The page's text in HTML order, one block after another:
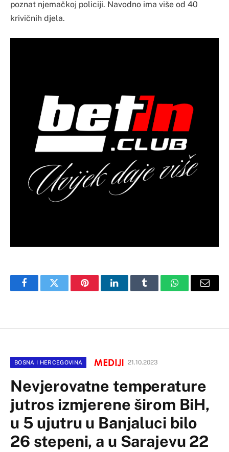
poznat njemačkoj policiji. Navodno ima više od 40
krivičnih djela.
FacebookTwitter PinterestLinkedInTumblr WhatsAppEmail
BOSNA I HERCEGOVINA 21.10.2023
Nevjerovatne temperature
jutros izmjerene širom BiH,
u 5 ujutru u Banjaluci bilo
26 stepeni, a u Sarajevu 22